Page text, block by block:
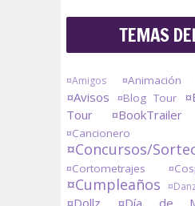
TEMAS
¤Amigos ¤Animación
¤Avisos ¤Blog Tour
Tour
¤BookTrailer
¤Cancionero
¤Concursos/
¤Cortometrajes
¤Cumpleaños